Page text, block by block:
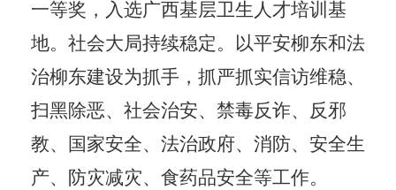
一等奖，入选广西基层卫生人才培训基
地。社会大局持续稳定。以平安柳东和法
治柳东建设为抓手，抓严抓实信访维稳、
扫黑除恶、社会治安、禁毒反诈、反邪
教、国家安全、法治政府、消防、安全生
产、防灾减灾、食药品安全等工作。